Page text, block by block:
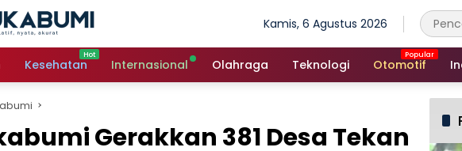
Kamis, 6 Agustus 2026
Kesehatan Internasional Olahraga Teknologi Otomotif
Gerakkan 381 Desa Tekan